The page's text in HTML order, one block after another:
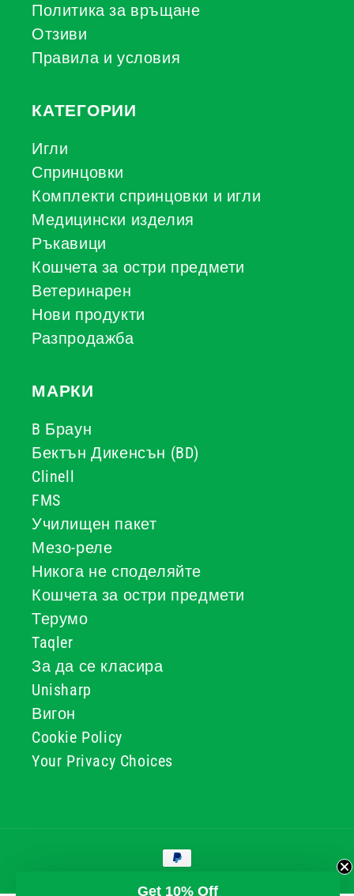
Политика за връщане
Отзиви
Правила и условия
КАТЕГОРИИ
Игли
Спринцовки
Комплекти спринцовки и игли
Медицински изделия
Ръкавици
Кошчета за остри предмети
Ветеринарен
Нови продукти
Разпродажба
МАРКИ
B Браун
Бектън Дикенсън (BD)
Clinell
FMS
Училищен пакет
Мезо-реле
Никога не споделяйте
Кошчета за остри предмети
Терумо
Taqler
За да се класира
Unisharp
Вигон
Cookie Policy
Your Privacy Choices
Начини
© 2026, GG & BB Limited t/a UKMEDI
Get 10% Off